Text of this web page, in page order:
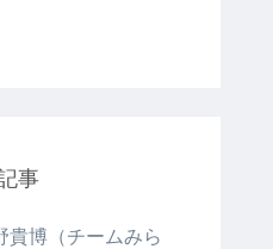
事
貴博（チームみら